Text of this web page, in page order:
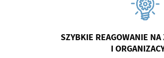
SZYBKIE REAGOWANIE
I